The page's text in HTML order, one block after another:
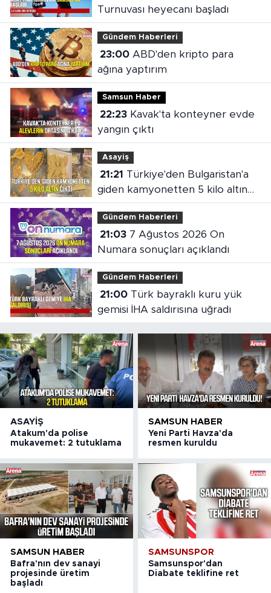
Turnuvası heyecanı başladı
Gündem Haberleri
23:00ABD'den kripto para
ağına yaptırım
Samsun Haber
22:23Kavak'ta konteyner evde
yangın çıktı
Asayiş
21:21
giden kamyonetten 5 kilo altın
çıktı
Gündem Haberleri
21:037 Ağustos 2026 On
Numara sonuçları açıklandı
Gündem Haberleri
21:00Türk bayraklı kuru yük
gemisi İHA saldırısına uğradı
ASAYIŞ
Atakum'da polise
mukavemet: 2 tutuklama
SAMSUN HABER
Yeni Parti Havza'da
resmen kuruldu
SAMSUN HABER
Bafra'nın dev sanayi
projesinde üretim
başladı
SAMSUNSPOR
Samsunspor'dan
Diabate teklifine ret